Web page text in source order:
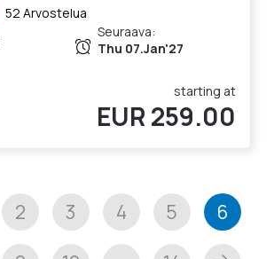
52 Arvostelua
Seuraava:
Thu 07.Jan'27
starting at
EUR 259.00
2 3 4 5 6